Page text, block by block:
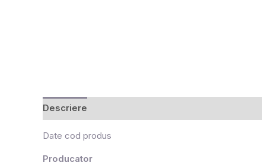
Descriere
Date cod produs
Producator